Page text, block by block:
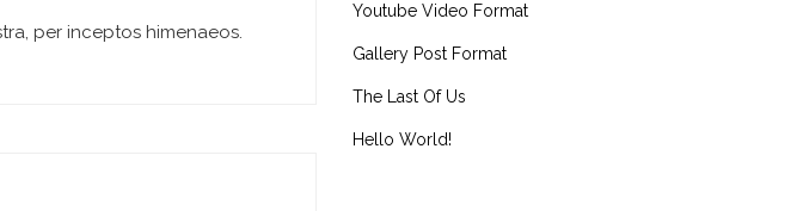
per inceptos himenaeos.
Youtube Video Format
Gallery Post Format
The Last Of Us
Hello World!